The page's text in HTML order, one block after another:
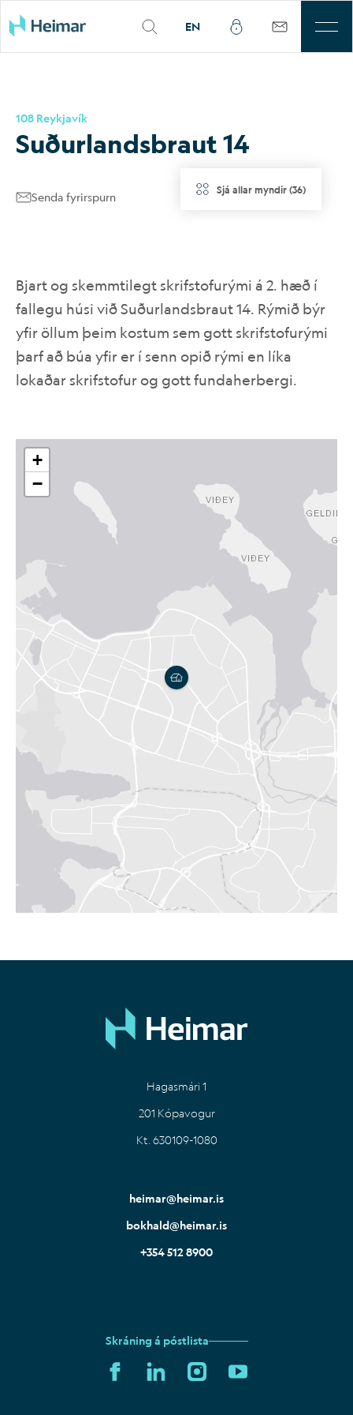
EN
Þjónusta
Kjarnasvæði
Um okkur
Mínar síður
108 Reykjavík
Suð­ur­lands­braut 14
Senda fyrirspurn Sjá allar myndir(36)
Bjart og skemmtilegt skrifstofurými á 2. hæð í
fallegu húsi við Suðurlandsbraut 14. Rýmið býr
yfir öllum þeim kostum sem gott skrifstofurými
þarf að búa yfir er í senn opið rými en líka
lokaðar skrifstofur og gott fundaherbergi.
+
−
Hagasmári 1
201 Kópavogur
Kt. 630109-1080
heimar@heimar.is
bokhald@heimar.is
+354 512 8900
Skráning á póstlista